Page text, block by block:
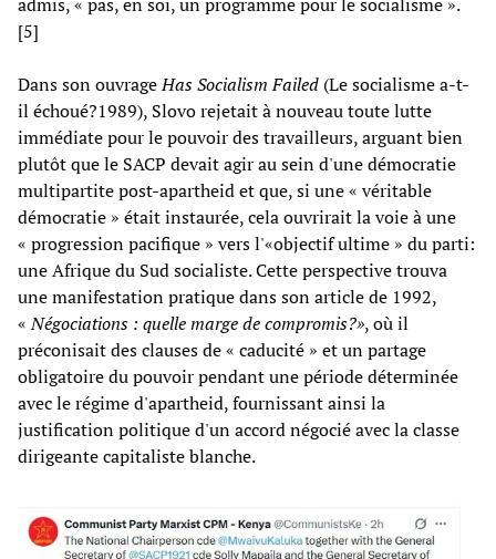
[5]
Dans son ouvrageHas Socialism Failed (Le socialisme a-t-
il échoué?1989), Slovo rejetait à nouveau toute lutte
immédiate pour le pouvoir des travailleurs, arguant bien
plutôt que le SACP devait agir au sein d'une démocratie
multipartite post-apartheid et que, si une « véritable
démocratie » était instaurée, cela ouvrirait la voie à une
« progression pacifique » vers l'«objectif ultime » du parti:
une Afrique du Sud socialiste. Cette perspective trouva
une manifestation pratique dans son article de 1992,
«Négociations : quelle marge de compromis?», où il
préconisait des clauses de « caducité » et un partage
obligatoire du pouvoir pendant une période déterminée
avec le régime d'apartheid, fournissant ainsi la
justification politique d'un accord négocié avec la classe
dirigeante capitaliste blanche.